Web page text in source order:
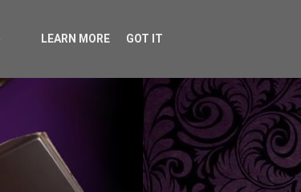
LEARN MORE GOT IT